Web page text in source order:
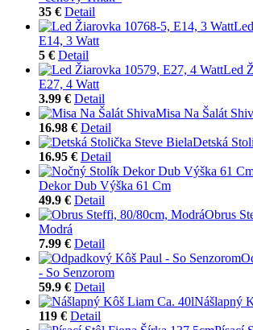
35 € Detail
E14, 3 Watt
5 € Detail
Led
E27, 4 Watt
3.99 € Detail
Misa Na Šalát
16.98 € Detail
Detská
16.95 € Detail
Dekor Dub Výška 61 Cm
49.9 € Detail
Obrus
Modrá
7.99 € Detail
- So Senzorom
59.9 € Detail
Nášlapný
119 € Detail